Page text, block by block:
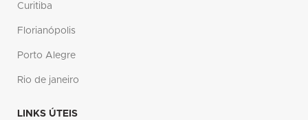
Curitiba
Florianópolis
Porto Alegre
Rio de janeiro
LINKS ÚTEIS